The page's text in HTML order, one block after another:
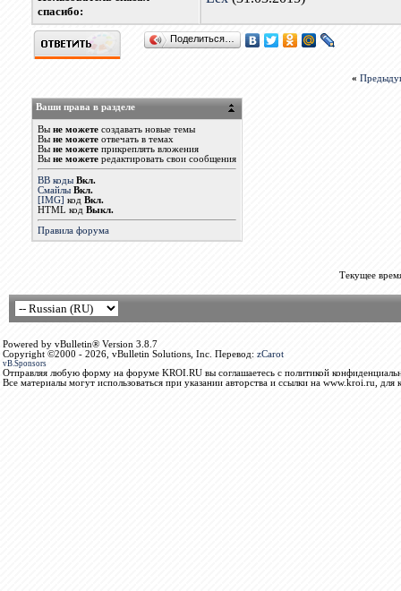
cпасибо:
Поделиться…
«
Ваши права в разделе
Вы не можетесоздавать новые темы
Вы не можетеотвечать в темах
Вы не можетеприкреплять вложения
Вы не можетередактировать свои сообщения
BB коды Вкл.
Смайлы Вкл.
[IMG] код Вкл.
HTML код Выкл.
Правила форума
Текущее
Powered by vBulletin® Version 3.8.7
Copyright ©2000 - 2026, vBulletin Solutions, Inc. Перевод: zCarot
vB.Sponsors
Отправляя любую форму на форуме KROI.RU вы соглашаетесь с политикой
Все материалы могут использоваться при указании авторства и ссылки на www.kroi.ru, для